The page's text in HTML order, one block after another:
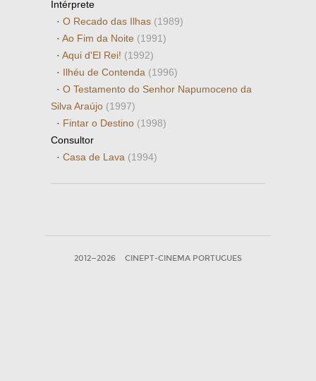
Intérprete
· O Recado das Ilhas (1989)
· Ao Fim da Noite (1991)
· Aqui d'El Rei! (1992)
· Ilhéu de Contenda (1996)
· O Testamento do Senhor Napumoceno da
Silva Araújo (1997)
· Fintar o Destino (1998)
Consultor
· Casa de Lava (1994)
2012—2026 CINEPT-CINEMA PORTUGUES